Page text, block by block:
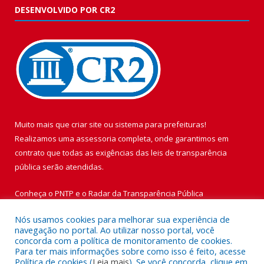
DESENVOLVIDO POR CR2
Muito mais que criar site ou sistema para prefeituras!
Realizamos uma assessoria completa, onde garantimos em
contrato que todas as exigências das leis de transparência
pública serão atendidas.
Conheça o PNTP e o Radar da Transparência Pública
Todos os direitos reservados a Prefeitura Municipal de Vigia de
Nós usamos cookies para melhorar sua experiência de
navegação no portal. Ao utilizar nosso portal, você
concorda com a política de monitoramento de cookies.
Para ter mais informações sobre como isso é feito, acesse
Política de cookies (Leia mais). Se você concorda, clique em